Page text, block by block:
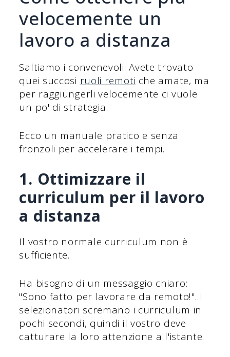
velocemente un
lavoro a distanza
Saltiamo i convenevoli. Avete trovato
quei succosi ruoli remoti che amate, ma
per raggiungerli velocemente ci vuole
un po' di strategia.
Ecco un manuale pratico e senza
fronzoli per accelerare i tempi.
1. Ottimizzare il
curriculum per il lavoro
a distanza
Il vostro normale curriculum non è
sufficiente.
Ha bisogno di un messaggio chiaro:
"Sono fatto per lavorare da remoto!". I
selezionatori scremano i curriculum in
pochi secondi, quindi il vostro deve
catturare la loro attenzione all'istante.